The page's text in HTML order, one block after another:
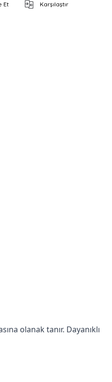
Et Karşılaştır
olanak tanır. Dayanıklı